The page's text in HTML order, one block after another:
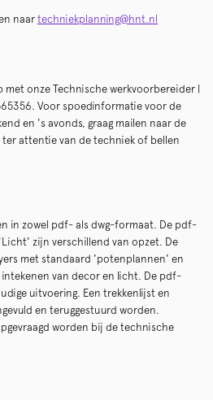
naar techniekplanning@hnt.nl
met onze Technische werkvoorbereider |
Voor spoedinformatie voor de
en 's avonds, graag mailen naar de
ter attentie van de techniek of bellen
in zowel pdf- als dwg-formaat. De pdf-
zijn verschillend van opzet. De
met standaard 'potenplannen' en
van decor en licht. De pdf-
uitvoering. Een trekkenlijst en
en teruggestuurd worden.
worden bij de technische